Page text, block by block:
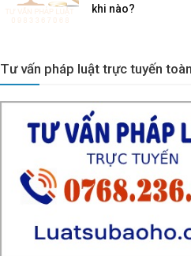
khi nào?
Tư vấn pháp luật trực tuyến